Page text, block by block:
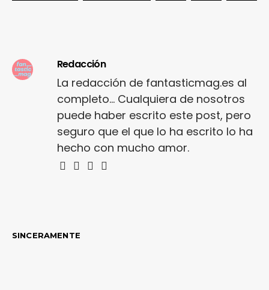
Redacción
La redacción de fantasticmag.es al
completo... Cualquiera de nosotros
puede haber escrito este post, pero
seguro que el que lo ha escrito lo ha
hecho con mucho amor.
SINCERAMENTE